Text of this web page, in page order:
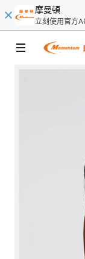
摩曼頓
立刻使用官方